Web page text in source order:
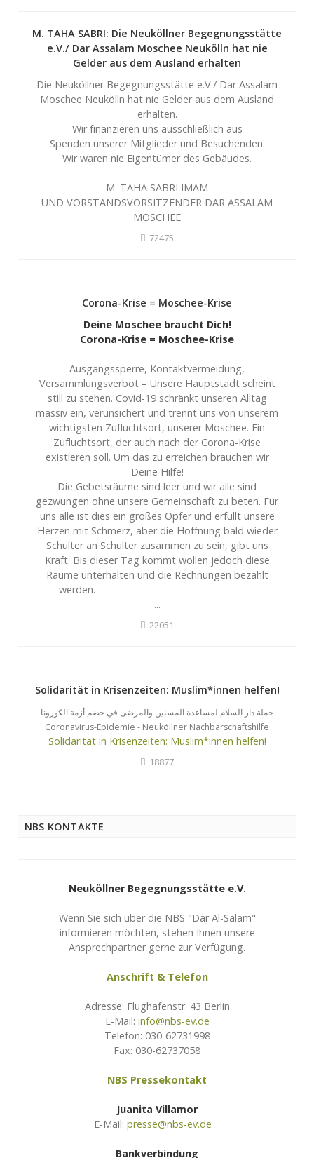
M. TAHA SABRI: Die Neuköllner Begegnungsstätte
e.V./ Dar Assalam Moschee Neukölln hat nie
Gelder aus dem Ausland erhalten
Die Neuköllner Begegnungsstätte e.V./ Dar Assalam
Moschee Neukölln hat nie Gelder aus dem Ausland
erhalten.
Wir finanzieren uns ausschließlich aus
Spenden unserer Mitglieder und Besuchenden.
Wir waren nie Eigentümer des Gebäudes.
M. TAHA SABRI IMAM
UND VORSTANDSVORSITZENDER DAR ASSALAM
MOSCHEE
72475
Corona-Krise = Moschee-Krise
Deine Moschee braucht Dich!
Corona-Krise = Moschee-Krise
Ausgangssperre, Kontaktvermeidung,
Versammlungsverbot – Unsere Hauptstadt scheint
still zu stehen. Covid-19 schränkt unseren Alltag
massiv ein, verunsichert und trennt uns von unserem
wichtigsten Zufluchtsort, unserer Moschee. Ein
Zufluchtsort, der auch nach der Corona-Krise
existieren soll. Um das zu erreichen brauchen wir
Deine Hilfe!
Die Gebetsräume sind leer und wir alle sind
gezwungen ohne unsere Gemeinschaft zu beten. Für
uns alle ist dies ein großes Opfer und erfüllt unsere
Herzen mit Schmerz, aber die Hoffnung bald wieder
Schulter an Schulter zusammen zu sein, gibt uns
Kraft. Bis dieser Tag kommt wollen jedoch diese
Räume unterhalten und die Rechnungen bezahlt
werden.
...
22051
Solidarität in Krisenzeiten: Muslim*innen helfen!
حملة دار السلام لمساعدة المسنين والمرضى في خضم أزمة الكورونا
Coronavirus-Epidemie - Neuköllner Nachbarschaftshilfe
Solidarität in Krisenzeiten: Muslim*innen helfen!
18877
NBS KONTAKTE
Neuköllner Begegnungsstätte e.V.
Wenn Sie sich über die NBS "Dar Al-Salam"
informieren möchten, stehen Ihnen unsere
Ansprechpartner gerne zur Verfügung.
Anschrift & Telefon
Adresse: Flughafenstr. 43 Berlin
E-Mail: info@nbs-ev.de
Telefon: 030-62731998
Fax: 030-62737058
NBS Pressekontakt
Juanita Villamor
E-Mail: presse@nbs-ev.de
Bankverbindung